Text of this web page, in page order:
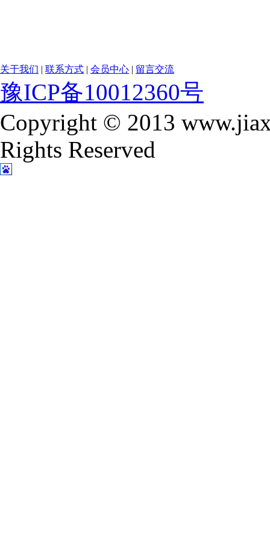
关于我们 | 联系方式 | 会员中心 | 留言交流
豫ICP备10012360号
Copyright © 2013
Rights Reserved